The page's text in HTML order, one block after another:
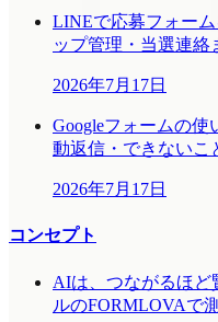
LINEで応募フォー
ップ管理・当選連絡
2026年7月17日
Googleフォームの使
動返信・できないこ
2026年7月17日
コンセプト
AIは、つながるほど
ルのFORMLOVAで